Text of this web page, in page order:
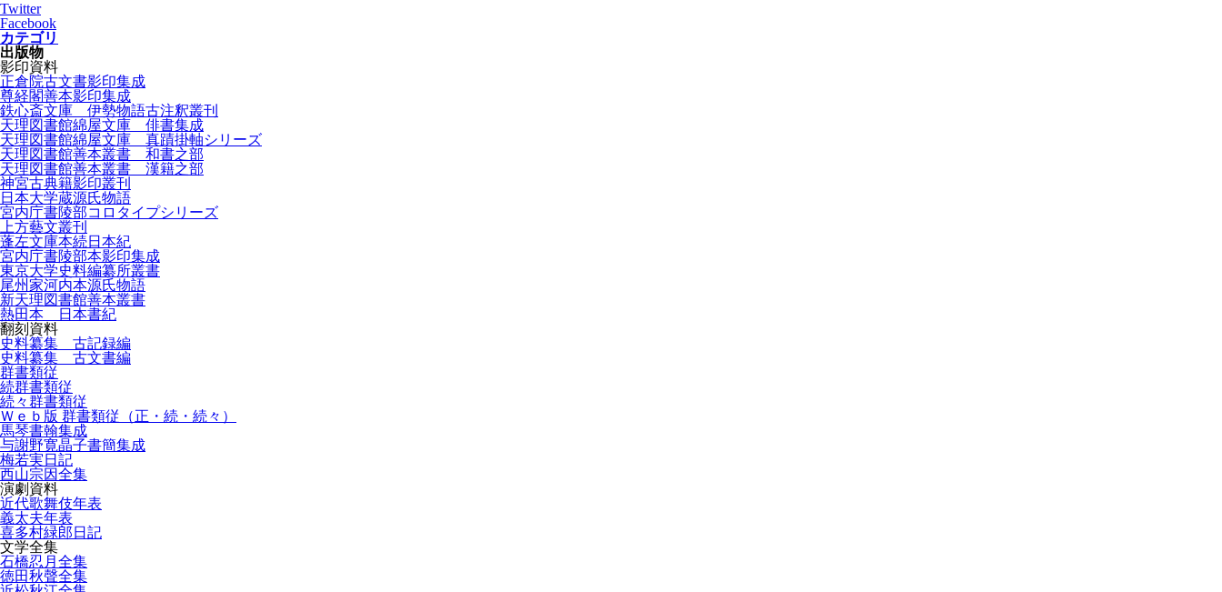
Twitter
Facebook
カテゴリ
出版物
影印資料
正倉院古文書影印集成
尊経閣善本影印集成
鉄心斎文庫 伊勢物語古注釈叢刊
天理図書館綿屋文庫 俳書集成
天理図書館綿屋文庫 真蹟掛軸シリーズ
天理図書館善本叢書 和書之部
天理図書館善本叢書 漢籍之部
神宮古典籍影印叢刊
日本大学蔵源氏物語
宮内庁書陵部コロタイプシリーズ
上方藝文叢刊
蓬左文庫本続日本紀
宮内庁書陵部本影印集成
東京大学史料編纂所叢書
尾州家河内本源氏物語
新天理図書館善本叢書
熱田本 日本書紀
翻刻資料
史料纂集 古記録編
史料纂集 古文書編
群書類従
続群書類従
続々群書類従
Ｗｅｂ版 群書類従（正・続・続々）
馬琴書翰集成
与謝野寛晶子書簡集成
梅若実日記
西山宗因全集
演劇資料
近代歌舞伎年表
義太夫年表
喜多村緑郎日記
文学全集
石橋忍月全集
徳田秋聲全集